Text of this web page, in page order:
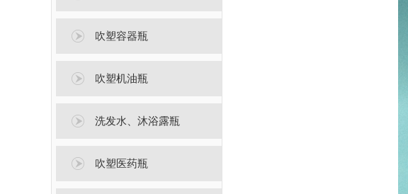
吹塑容器瓶
吹塑机油瓶
洗发水、沐浴露瓶
吹塑医药瓶